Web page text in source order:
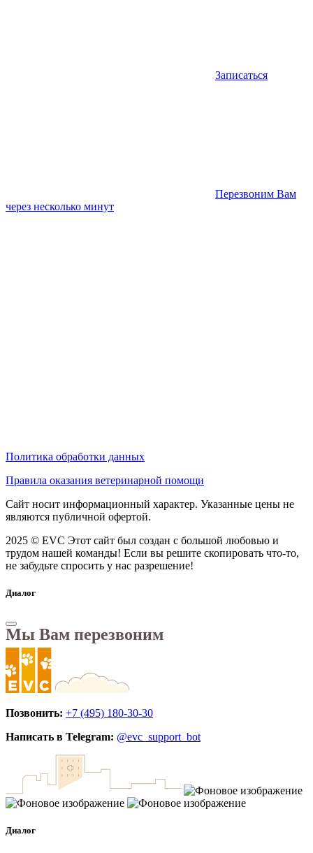
Записаться
Перезвоним Вам
через несколько минут
Политика обработки данных
Правила оказания ветеринарной помощи
Сайт носит информационный характер. Указанные цены не
являются публичной офертой.
2025 © EVC Этот сайт был создан с большой любовью и
трудом нашей команды! Если вы решите скопировать что-то,
не забудьте спросить у нас разрешение!
Диалог
Мы Вам перезвоним
Позвонить: +7 (495) 180-30-30
Написать в Telegram: @evc_support_bot
Диалог